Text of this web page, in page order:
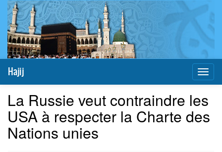
Hajij
La Russie veut contraindre les
USA à respecter la Charte des
Nations unies